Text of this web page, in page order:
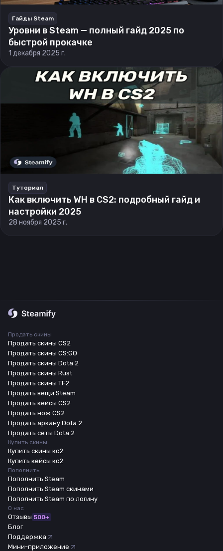
Гайды Steam
Уровни в Steam — полный гайд 2025 по
быстрой прокачке
1 декабря 2025 г.
Туториал
Как включить WH в CS2: подробный гайд и
настройки 2025
28 ноября 2025 г.
Продать скины
Продать скины CS2
Продать скины CS:GO
Продать скины Dota 2
Продать скины Rust
Продать скины TF2
Продать вещи Steam
Продать кейсы CS2
Продать нож CS2
Продать аркану Dota 2
Продать сеты Dota 2
Купить скины
Купить скины кс2
Купить кейсы кс2
Пополнить
Пополнить Steam
Пополнить Steam скинами
Пополнить Steam по логину
О нас
Отзывы 500+
Блог
Поддержка
Мини-приложение